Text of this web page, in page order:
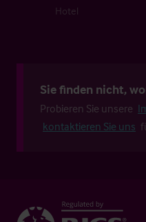
Hotel
Sie finden nicht,
Probieren Sie unsere
kontaktieren Sie uns